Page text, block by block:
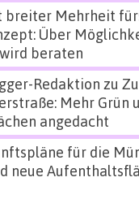
breiter Mehrheit
Über
beraten
Redaktion zu
Mehr Grün
angedacht
für die
neue